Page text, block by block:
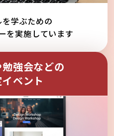
学ぶための
を実施しています
強会などの
ベント